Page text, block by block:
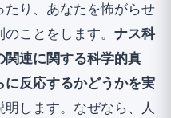
ださい：ナス科野菜
重要な健康上の注意
り、あなたを怖がらせ
ことをします。 ナス科
連に関する科学的真
反応するかどうかを実
明します。なぜなら、人